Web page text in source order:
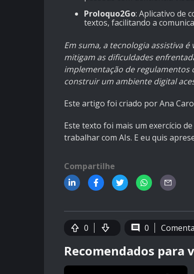
Proloquo2Go: Aplicativo de
textos, facilitando a
Em suma, a tecnologia assistiva
mitigam as dificuldades
implementação de regulamentos
construir um ambiente digital
Este artigo foi criado por Ana
Este texto foi mais um exercício
trabalhar com AIs. E eu quis
Compartilhe
0 0
Recomendados para